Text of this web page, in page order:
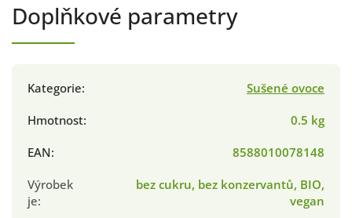
Doplňkové parametry
Kategorie:
Sušené ovoce
Hmotnost:
0.5 kg
EAN:
8588010078148
Výrobek
je:
bez cukru, bez konzervantů, BIO,
vegan